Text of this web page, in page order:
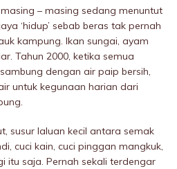
– masing sedang menuntut
‘hidup’ sebab beras tak pernah
kampung. Ikan sungai, ayam
Tahun 2000, ketika semua
dengan air paip bersih,
untuk kegunaan harian dari
susur laluan kecil antara semak
cuci kain, cuci pinggan mangkuk,
itu saja. Pernah sekali terdengar